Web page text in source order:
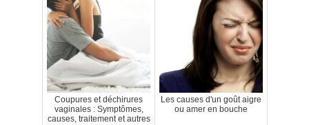
Coupures et déchirures
vaginales : Symptômes,
causes, traitement et autres
Les causes d'un goût aigre
ou amer en bouche